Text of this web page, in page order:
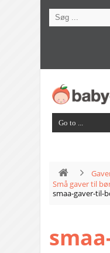
Små gaver til
smaa-gaver-til-